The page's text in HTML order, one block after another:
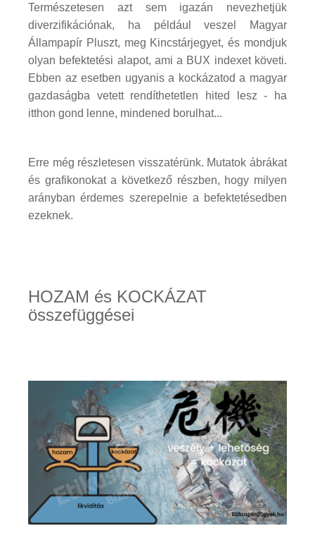
Természetesen azt sem igazán nevezhetjük
diverzifikációnak, ha például veszel Magyar
Állampapír Pluszt, meg Kincstárjegyet, és mondjuk
olyan befektetési alapot, ami a BUX indexet követi.
Ebben az esetben ugyanis a kockázatod a magyar
gazdaságba vetett rendíthetetlen hited lesz - ha
itthon gond lenne, mindened borulhat...
Erre még részletesen visszatérünk. Mutatok ábrákat
és grafikonokat a következő részben, hogy milyen
arányban érdemes szerepelnie a befektetésedben
ezeknek.
HOZAM és KOCKÁZAT
összefüggései